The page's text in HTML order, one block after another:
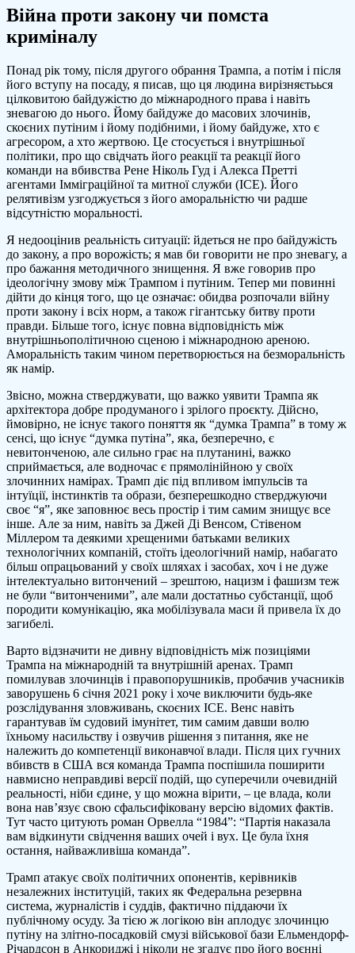
Війна проти закону чи помста
криміналу
Понад рік тому, після другого обрання Трампа, а потім і після
його вступу на посаду, я писав, що ця людина вирізняєтьься
цілковитою байдужістю до міжнародного права і навіть
зневагою до нього. Йому байдуже до масових злочинів,
скоєних путіним і йому подібними, і йому байдуже, хто є
агресором, а хто жертвою. Це стосується і внутрішньої
політики, про що свідчать його реакції та реакції його
команди на вбивства Рене Ніколь Гуд і Алекса Претті
агентами Імміграційної та митної служби (ICE). Його
релятивізм узгоджується з його аморальністю чи радше
відсутністю моральності.
Я недооцінив реальність ситуації: йдеться не про байдужість
до закону, а про ворожість; я мав би говорити не про зневагу, а
про бажання методичного знищення. Я вже говорив про
ідеологічну змову між Трампом і путіним. Тепер ми повинні
дійти до кінця того, що це означає: обидва розпочали війну
проти закону і всіх норм, а також гігантську битву проти
правди. Більше того, існує повна відповідність між
внутрішньополітичною сценою і міжнародною ареною.
Аморальність таким чином перетворюється на безморальність
як намір.
Звісно, можна стверджувати, що важко уявити Трампа як
архітектора добре продуманого і зрілого проєкту. Дійсно,
ймовірно, не існує такого поняття як “думка Трампа” в тому ж
сенсі, що існує “думка путіна”, яка, безперечно, є
невитонченою, але сильно грає на плутанині, важко
сприймається, але водночас є прямолінійною у своїх
злочинних намірах. Трамп діє під впливом імпульсів та
інтуїції, інстинктів та образи, безперешкодно стверджуючи
своє “я”, яке заповнює весь простір і тим самим знищує все
інше. Але за ним, навіть за Джей Ді Венсом, Стівеном
Міллером та деякими хрещеними батьками великих
технологічних компаній, стоїть ідеологічний намір, набагато
більш опрацьований у своїх шляхах і засобах, хоч і не дуже
інтелектуально витончений – зрештою, нацизм і фашизм теж
не були “витонченими”, але мали достатньо субстанції, щоб
породити комунікацію, яка мобілізувала маси й привела їх до
загибелі.
Варто відзначити не дивну відповідність між позиціями
Трампа на міжнародній та внутрішній аренах. Трамп
помилував злочинців і правопорушників, пробачив учасників
заворушень 6 січня 2021 року і хоче виключити будь-яке
розслідування зловживань, скоєних ICE. Венс навіть
гарантував їм судовий імунітет, тим самим давши волю
їхньому насильству і озвучив рішення з питання, яке не
належить до компетенції виконавчої влади. Після цих гучних
вбивств в США вся команда Трампа поспішила поширити
навмисно неправдиві версії подій, що суперечили очевидній
реальності, ніби єдине, у що можна вірити, – це влада, коли
вона нав’язує свою сфальсифіковану версію відомих фактів.
Тут часто цитують роман Орвелла “1984”: “Партія наказала
вам відкинути свідчення ваших очей і вух. Це була їхня
остання, найважливіша команда”.
Трамп атакує своїх політичних опонентів, керівників
незалежних інституцій, таких як Федеральна резервна
система, журналістів і суддів, фактично піддаючи їх
публічному осуду. За тією ж логікою він аплодує злочинцю
путіну на злітно-посадковій смузі військової бази Ельмендорф-
Річардсон в Анкориджі і ніколи не згадує про його воєнні